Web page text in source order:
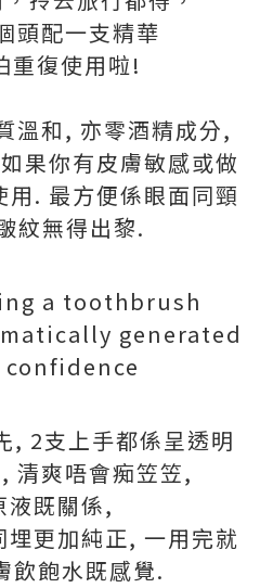
頭配一支精華
重復使用啦!
溫和, 亦零酒精成分,
果你有皮膚敏感或做
. 最方便係眼面同頸
紋無得出黎.
, 2支上手都係呈透明
清爽唔會痴笠笠,
液既關係,
更加純正, 一用完就
飲飽水既感覺.